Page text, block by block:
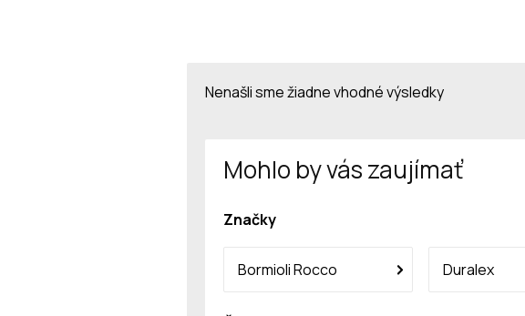
Nenašli sme žiadne vhodné výsledky
Mohlo by vás zaujímať
Značky
Bormioli Rocco Duralex